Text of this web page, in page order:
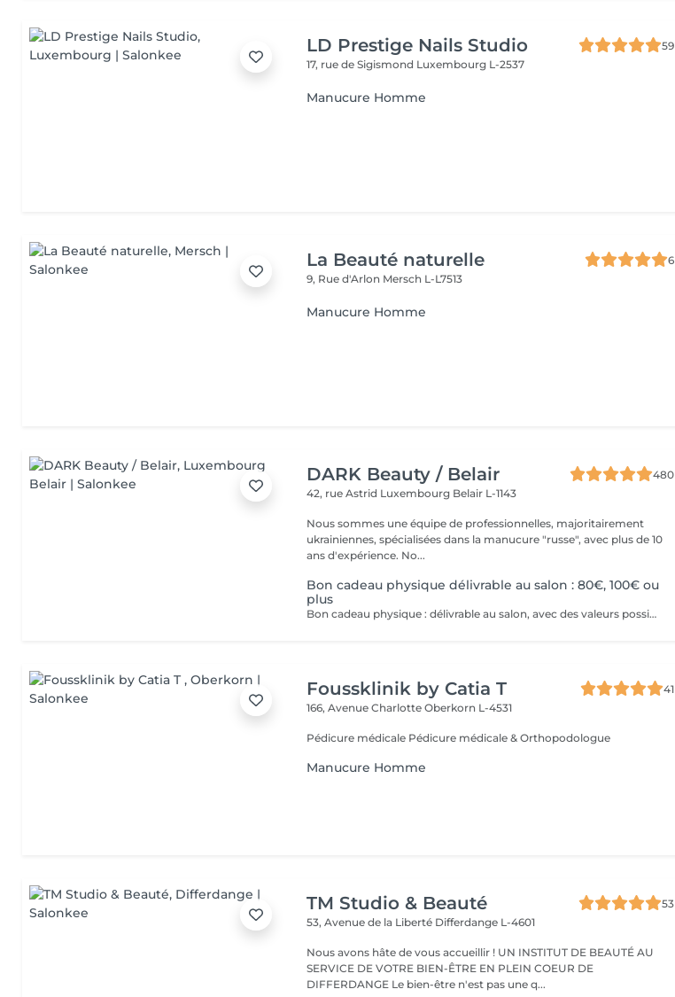
LD Prestige Nails Studio
59
17, rue de Sigismond Luxembourg L-2537
Manucure Homme
La Beauté naturelle
6
9, Rue d'Arlon Mersch L-L7513
Manucure Homme
DARK Beauty / Belair
480
42, rue Astrid Luxembourg Belair L-1143
Nous sommes une équipe de professionnelles, majoritairement
ukrainiennes, spécialisées dans la manucure "russe", avec plus de 10
ans d'expérience. No...
Bon cadeau physique délivrable au salon : 80€, 100€ ou
plus
Bon cadeau physique : délivrable au salon, avec des valeurs possibles de 80€, 100€ ou plus de 100€. Bon cadeau électronique : délivrable par email, avec une valeur à choisir librement, à acheter directement sur ce site internet. Nos bons cadeaux sont valables sur tous nos services et peuvent être utilisés en plusieurs fois.
Foussklinik by Catia T
41
166, Avenue CharlotteOberkorn L-4531
Pédicure médicale Pédicure médicale & Orthopodologue
Manucure Homme
TM Studio & Beauté
53
53, Avenue de la Liberté Differdange L-4601
Nous avons hâte de vous accueillir ! UN INSTITUT DE BEAUTÉ AU
SERVICE DE VOTRE BIEN-ÊTRE EN PLEIN COEUR DE
DIFFERDANGE Le bien-être n'est pas une q...